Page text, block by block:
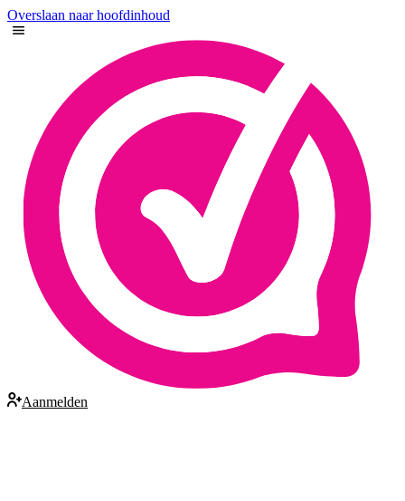
Overslaan naar hoofdinhoud
Aanmelden